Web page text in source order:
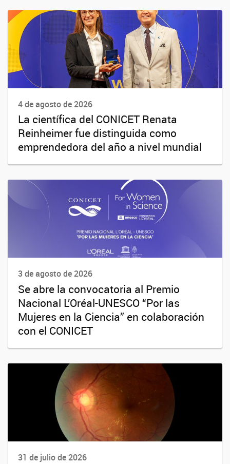
4 de agosto de 2026
La científica del CONICET Renata
Reinheimer fue distinguida como
emprendedora del año a nivel mundial
3 de agosto de 2026
Se abre la convocatoria al Premio
Nacional L’Oréal-UNESCO “Por las
Mujeres en la Ciencia” en colaboración
con el CONICET
31 de julio de 2026